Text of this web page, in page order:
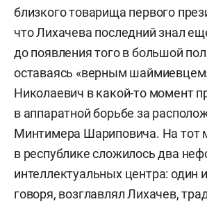
близкого товарища первого
что Лихачева последний знал
до появления того в большой
оставаясь «верным
Николаевич в какой-то момент
в аппаратной борьбе за
Минтимера Шариповича. На тот
в республике сложилось два
интеллектуальных центра: один
говоря, возглавлял Лихачев,